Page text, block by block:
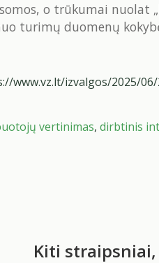
o trūkumai nuolat
turimų duomenų
www.vz.lt/izvalgos/2025/
vertinimas, dirbtinis
Kiti